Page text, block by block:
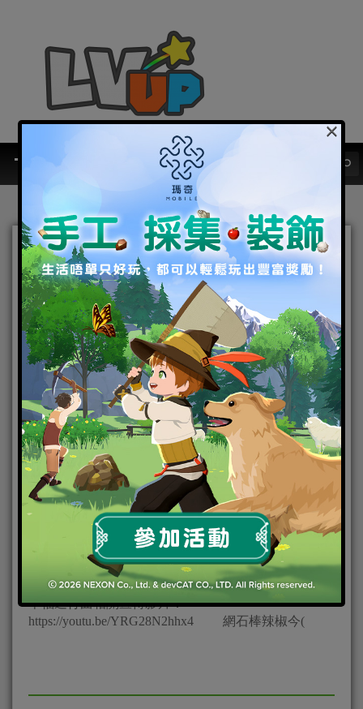
戀與製作人
《戀與製作人》傾心戀曲 婚紗SSR
羈絆推出 執手相隨 共譜一首幸福進
行曲
2020-01-20|Android,IOS, 好康活動,官方虛寶,手機遊戲,焦
點新聞
幸福進行曲相關宣傳影片：
https://youtu.be/YRG28N2hhx4 網石棒辣椒今(
×